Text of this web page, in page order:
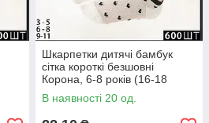
Шкарпетки дитячі бамбук
сітка короткі безшовні
Корона, 6-8 років (16-18
розмір), асорті, 381-6
В наявності 20 од.